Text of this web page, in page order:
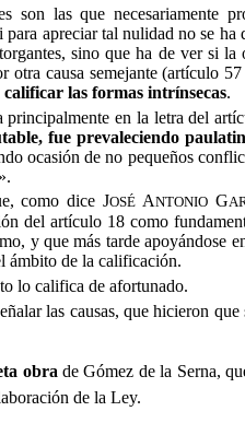
son las que necesariamente
apreciar tal nulidad no se ha
sino que ha de ver si
otra causa semejante (artículo
las formas intrínsecas.
principalmente en la letra del
fue prevaleciendo
ocasión de no pequeños
como dice JOSÉ ANTONIOG
del artículo 18 como
y que más tarde apoyándose
ámbito de la calificación.
lo califica de afortunado.
las causas, que hicieron
obra de Gómez de la Serna,
de la Ley.